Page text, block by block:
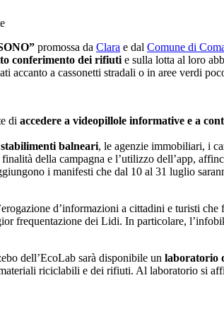
promossa da Clara e dal Comune di
conferimento dei rifiuti e sulla lotta al loro
accanto a cassonetti stradali o in aree verdi
di accedere a videopillole informative e a
balneari, le agenzie immobiliari, i
della campagna e l’utilizzo dell’app,
i manifesti che dal 10 al 31 luglio
d’informazioni a cittadini e turisti che
frequentazione dei Lidi. In particolare,
dell’EcoLab sarà disponibile un laboratorio
riciclabili e dei rifiuti. Al laboratorio si